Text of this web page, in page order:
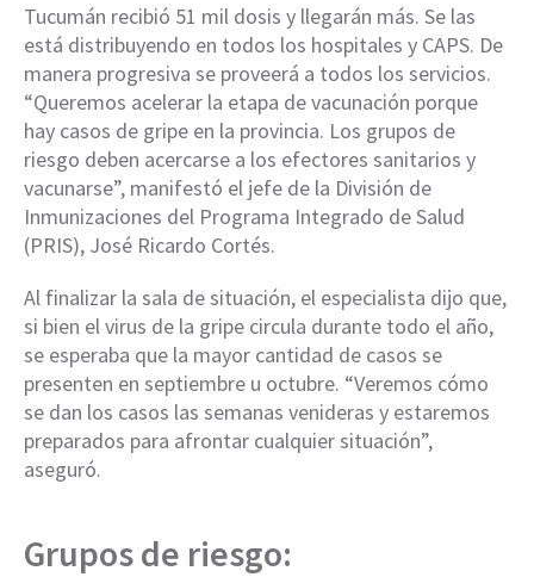
Tucumán recibió 51 mil dosis y llegarán más. Se las
está distribuyendo en todos los hospitales y CAPS. De
manera progresiva se proveerá a todos los servicios.
“Queremos acelerar la etapa de vacunación porque
hay casos de gripe en la provincia. Los grupos de
riesgo deben acercarse a los efectores sanitarios y
vacunarse”, manifestó el jefe de la División de
Inmunizaciones del Programa Integrado de Salud
(PRIS), José Ricardo Cortés.
Al finalizar la sala de situación, el especialista dijo que,
si bien el virus de la gripe circula durante todo el año,
se esperaba que la mayor cantidad de casos se
presenten en septiembre u octubre. “Veremos cómo
se dan los casos las semanas venideras y estaremos
preparados para afrontar cualquier situación”,
aseguró.
Grupos de riesgo: